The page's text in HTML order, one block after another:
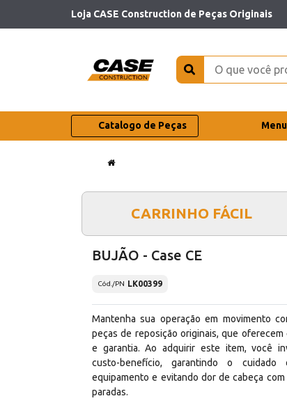
Loja CASE Construction de Peças Originais
Catalogo de Peças
CARRINHO FÁCIL
BUJÃO - Case CE
Cód./PN LK00399
Mantenha sua operação em movimento
peças de reposição originais, que oferecem
e garantia. Ao adquirir este item, você
custo-benefício, garantindo o cuidado
equipamento e evitando dor de cabeça com
paradas.